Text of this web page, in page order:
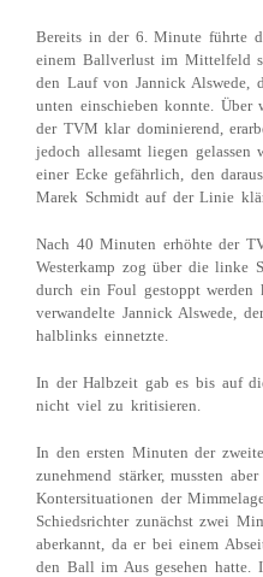
Bereits in der 6. Minute führte
einem Ballverlust im Mittelfeld
den Lauf von Jannick Alswede,
unten einschieben konnte. Über
der TVM klar dominierend,
jedoch allesamt liegen gelassen
einer Ecke gefährlich, den
Marek Schmidt auf der Linie
Nach 40 Minuten erhöhte der
Westerkamp zog über die linke
durch ein Foul gestoppt
verwandelte Jannick Alswede,
halblinks einnetzte.
In der Halbzeit gab es bis auf
nicht viel zu kritisieren.
In den ersten Minuten der
zunehmend stärker, mussten
Kontersituationen der
Schiedsrichter zunächst zwei
aberkannt, da er bei einem
den Ball im Aus gesehen hatte.